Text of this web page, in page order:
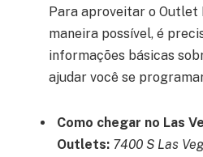
Para aproveitar o Outlet
maneira possível, é
informações básicas
ajudar você se
Como chegar no Las
Outlets: 7400 S Las